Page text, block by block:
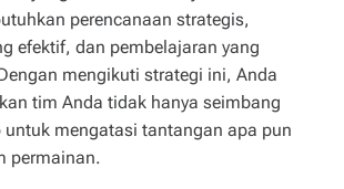
perencanaan strategis,
efektif, dan pembelajaran yang
mengikuti strategi ini, Anda
tim Anda tidak hanya seimbang
mengatasi tantangan apa pun
permainan.